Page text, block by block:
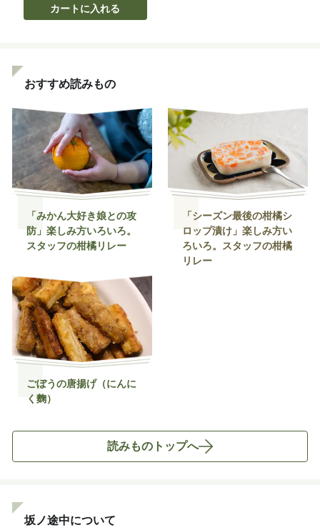
カートに入れる
おすすめ読みもの
「みかん大好き娘との攻
防」楽しみ方いろいろ。
スタッフの柑橘リレー
「シーズン最後の柑橘シ
ロップ漬け」楽しみ方い
ろいろ。スタッフの柑橘
リレー
ごぼうの唐揚げ（にんに
く麴）
読みものトップへ
坂ノ途中について